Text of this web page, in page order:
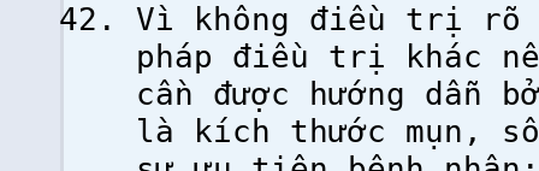
Vì không điều trị rõ
pháp điều trị khác
cần được hướng dẫn
là kích thước mụn,